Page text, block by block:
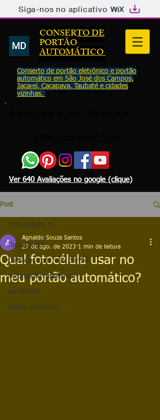
Siga-nos no aplicativo
CONSERTO DE
PORTÃO
AUTOMÁTICO
Conserto de portão eletrônico e portão
automático em São José dos Campos,
Jacareí, Caçapava, Taubaté e cidades
vizinhas.
Ver 640 Avaliações no google (clique)
Post
Todos posts
Cuidados com meu portão
automação residencial
serralheria
motor de portão
Todos posts
Qual fotocélula usar no
meu portão automático?
Agnaldo Souza Santos
27 de ago. de 2023 1 min de leitura